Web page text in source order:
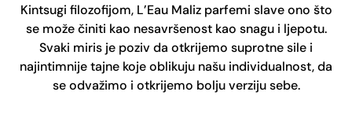
Kintsugi filozofijom, L’Eau Maliz parfemi slave ono što
se može činiti kao nesavršenost kao snagu i ljepotu.
Svaki miris je poziv da otkrijemo suprotne sile i
najintimnije tajne koje oblikuju našu individualnost, da
se odvažimo i otkrijemo bolju verziju sebe.